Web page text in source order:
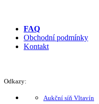
FAQ
Obchodní podmínky
Kontakt
Odkazy:
Aukční síň Vltavín